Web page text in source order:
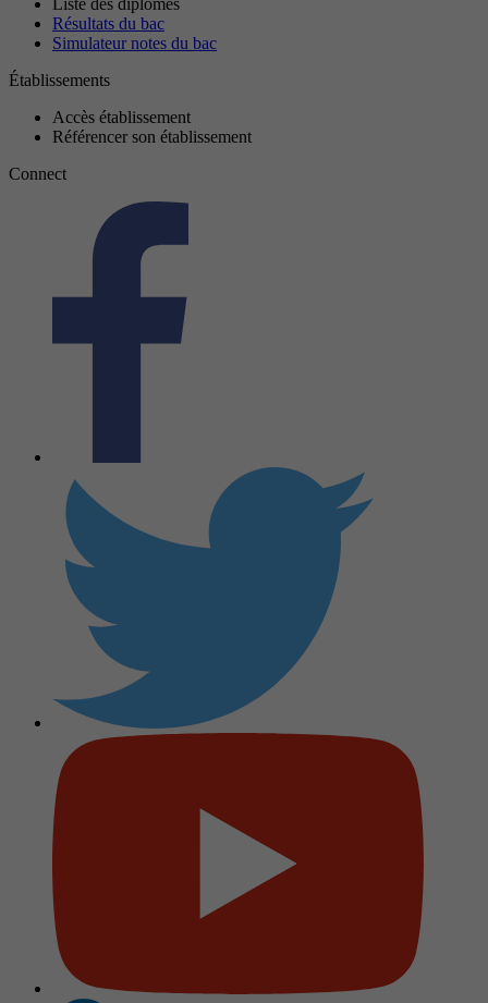
Liste des diplômes
Résultats du bac
Simulateur notes du bac
Établissements
Accès établissement
Référencer son établissement
Connect